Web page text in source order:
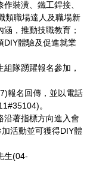
裝潢、鐵工銲接、
類職場達人及職場新
，推動技職教育；
DIY體驗及促進就業
隊踴躍報名參加，
報名回傳，並以電話
。
沿著指標方向進入會
活動並可獲得DIY體
生(04-